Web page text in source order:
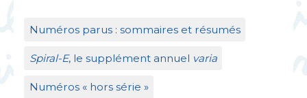
Numéros parus : sommaires et résumés
Spiral-E, le supplément annuel varia
Numéros « hors série »